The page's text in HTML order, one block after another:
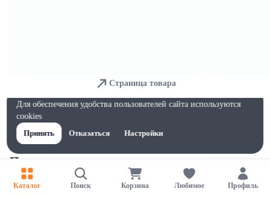
Прочие
Каталог Поиск Корзина Любимое Профиль
Для обеспечения удобства пользователей сайта используются
cookies
Принять
Отказаться Настройки
Страница товара